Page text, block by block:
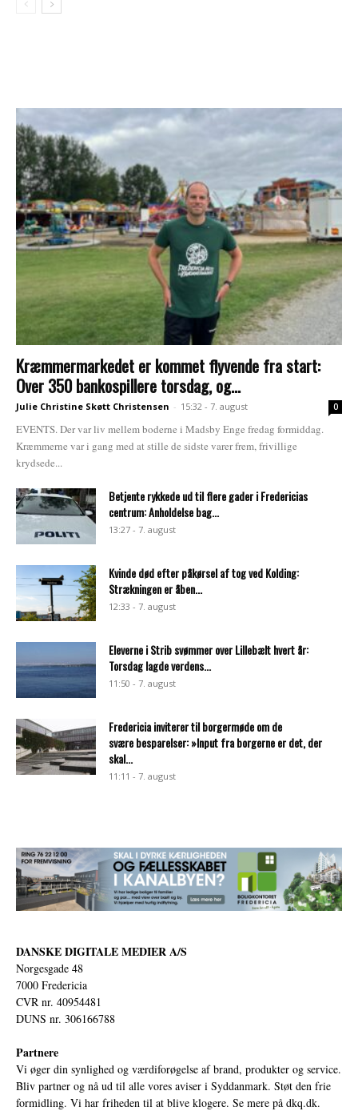
Kræmmermarkedet er kommet flyvende fra start:
Over 350 bankospillere torsdag, og...
Julie Christine Skøtt Christensen - 15:32 - 7. august 0
EVENTS. Der var liv mellem boderne i Madsby Enge fredag formiddag.
Kræmmerne var i gang med at stille de sidste varer frem, frivillige
krydsede...
Betjente rykkede ud til flere gader i Fredericias
centrum: Anholdelse bag...
13:27 - 7. august
Kvinde død efter påkørsel af tog ved Kolding:
Strækningen er åben...
12:33 - 7. august
Eleverne i Strib svømmer over Lillebælt hvert år:
Torsdag lagde verdens...
11:50 - 7. august
Fredericia inviterer til borgermøde om de
svære besparelser: »Input fra borgerne er det, der
skal...
11:11 - 7. august
DANSKE DIGITALE MEDIER A/S
Norgesgade 48
7000 Fredericia
CVR nr. 40954481
DUNS nr. 306166788
Partnere
Vi øger din synlighed og værdiforøgelse af brand, produkter og service.
Bliv partner og nå ud til alle vores aviser i Syddanmark. Støt den frie
formidling. Vi har friheden til at blive klogere. Se mere på dkq.dk.